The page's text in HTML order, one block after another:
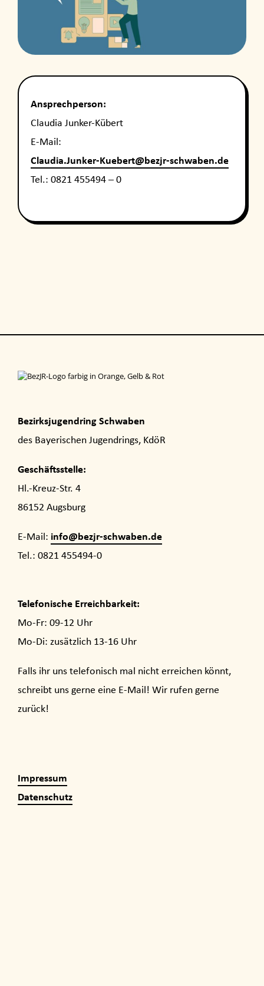
Ansprechperson:
Claudia Junker-Kübert
E-Mail:
Claudia.Junker-Kuebert@bezjr-schwaben.de
Tel.: 0821 455494 – 0
Bezirksjugendring Schwaben
des Bayerischen Jugendrings, KdöR
Geschäftsstelle:
Hl.-Kreuz-Str. 4
86152 Augsburg
E-Mail: info@bezjr-schwaben.de
Tel.: 0821 455494-0
Telefonische Erreichbarkeit:
Mo-Fr: 09-12 Uhr
Mo-Di: zusätzlich 13-16 Uhr
Falls ihr uns telefonisch mal nicht erreichen könnt,
schreibt uns gerne eine E-Mail! Wir rufen gerne
zurück!
Impressum
Datenschutz